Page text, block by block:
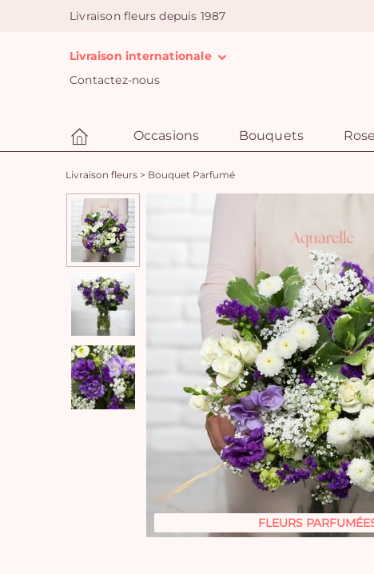
Livraison fleurs depuis 1987
Livraison internationale
Contactez-nous
Occasions Bouquets
Livraison fleurs > Bouquet Parfumé
FLEURS